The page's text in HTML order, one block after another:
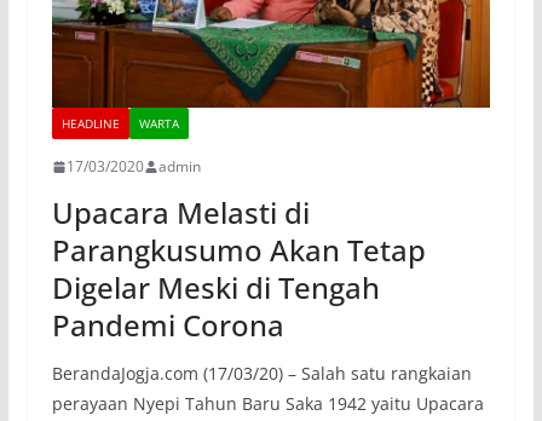
HEADLINE WARTA
17/03/2020 admin
Upacara Melasti di
Parangkusumo Akan Tetap
Digelar Meski di Tengah
Pandemi Corona
BerandaJogja.com (17/03/20) – Salah satu rangkaian
perayaan Nyepi Tahun Baru Saka 1942 yaitu Upacara